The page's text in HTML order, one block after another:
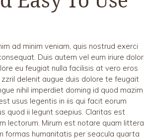
ad minim veniam, quis nostrud exerci
Duis autem vel eum iriure dolor
eu feugiat nulla facilisis at vero eros
delenit augue duis dolore te feugait
nihil imperdiet doming id quod mazim
usus legentis in iis qui facit eorum
quod ii legunt saepius. Claritas est
lectorum. Mirum est notare quam littera
formas humanitatis per seacula quarta